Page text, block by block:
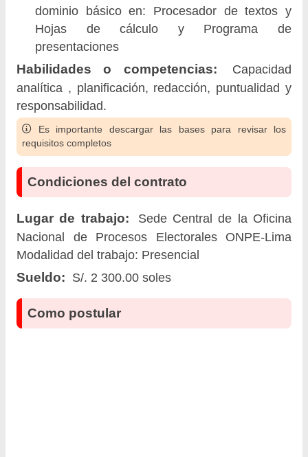
dominio básico en: Procesador de textos y
Hojas de cálculo y Programa de
presentaciones
Habilidades o competencias:
Capacidad
analítica , planificación, redacción, puntualidad y
responsabilidad.
Es importante descargar las bases para revisar los
requisitos completos
Condiciones del contrato
Lugar de trabajo:
Sede Central de la Oficina
Nacional de Procesos Electorales ONPE-Lima
Modalidad del trabajo: Presencial
Sueldo: S/. 2 300.00 soles
Como postular